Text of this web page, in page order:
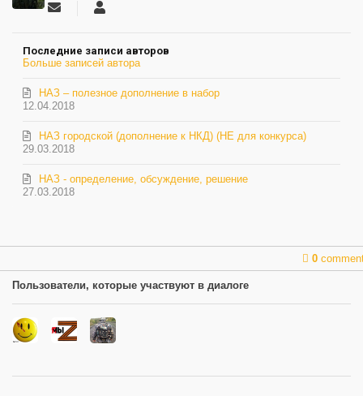
Подписаться
автора
Евгений
Последние записи авторов
Больше записей автора
12.04.2018
НАЗ – полезное дополнение в набор
29.03.2018
НАЗ городской (дополнение к НКД) (НЕ для конкурса)
27.03.2018
НАЗ - определение, обсуждение, решение
0
Пользователи, которые участвуют в диалоге